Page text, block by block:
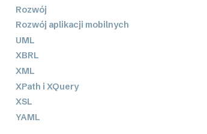
Rozwój
Rozwój aplikacji mobilnych
UML
XBRL
XML
XPath i XQuery
XSL
YAML